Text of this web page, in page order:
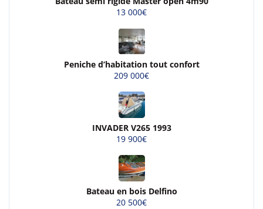
13 000€
Peniche d’habitation tout confort
209 000€
INVADER V265 1993
19 900€
Bateau en bois Delfino
20 500€